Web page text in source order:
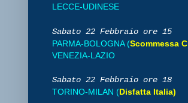
LECCE-UDINESE
Sabato 22 Febbraio ore 15
PARMA-BOLOGNA (Scommessa
VENEZIA-LAZIO
Sabato 22 Febbraio ore 18
TORINO-MILAN (Disfatta Italia)